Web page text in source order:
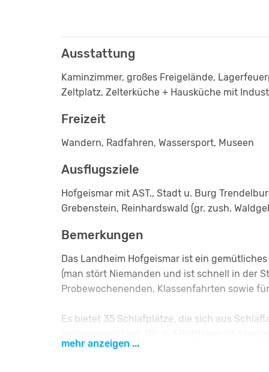
Ausstattung
Kaminzimmer, großes Freigelände,
Zeltplatz, Zelterküche + Hausküche mit
Freizeit
Wandern, Radfahren, Wassersport, Museen
Ausflugsziele
Hofgeismar mit AST., Stadt u. Burg
Grebenstein, Reinhardswald (gr. zush.
Bemerkungen
Das Landheim Hofgeismar ist ein
(man stört Niemanden und ist schnell in der
Probewochenenden, Klassenfahrten sowie
Es bietet 35 Schlafplätze, die sich aus
Es gibt 10 Toiletten und 8 Duschen. Die
mehr anzeigen ...